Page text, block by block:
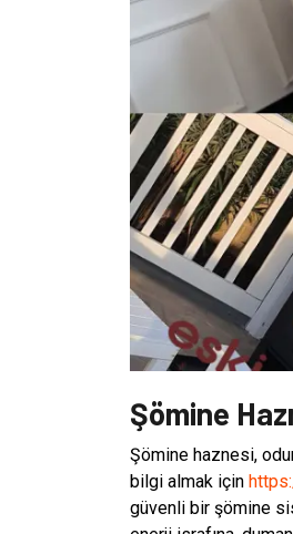
Şömine
Şömine haznesi,
bilgi almak için
güvenli bir şömine